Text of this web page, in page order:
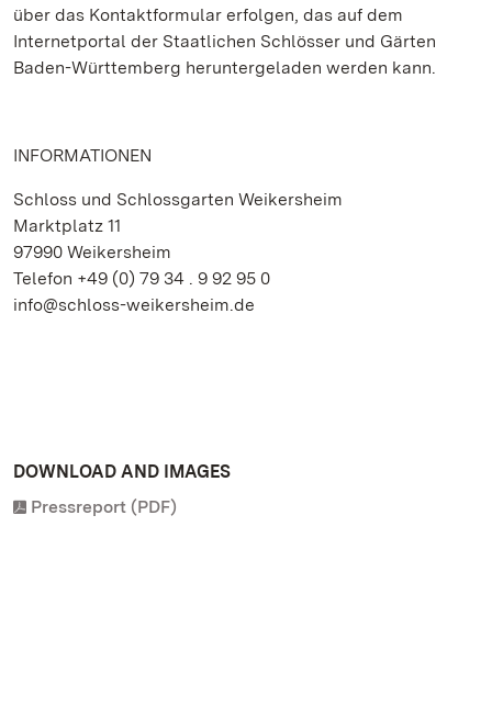
über das Kontaktformular erfolgen, das auf dem
Internetportal der Staatlichen Schlösser und Gärten
Baden-Württemberg heruntergeladen werden kann.
INFORMATIONEN
Schloss und Schlossgarten Weikersheim
Marktplatz 11
97990 Weikersheim
Telefon +49 (0) 79 34 . 9 92 95 0
info@schloss-weikersheim.de
DOWNLOAD AND IMAGES
Pressreport (PDF)